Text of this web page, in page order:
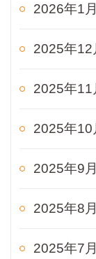
2026年1月
2025年12
2025年11
2025年10
2025年9月
2025年8月
2025年7月